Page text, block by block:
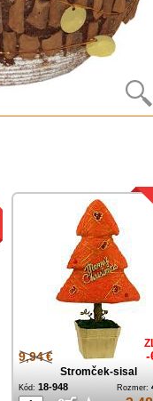
9,94 € -
Stromček-sisal
Rozmer:
Kód: 18-948